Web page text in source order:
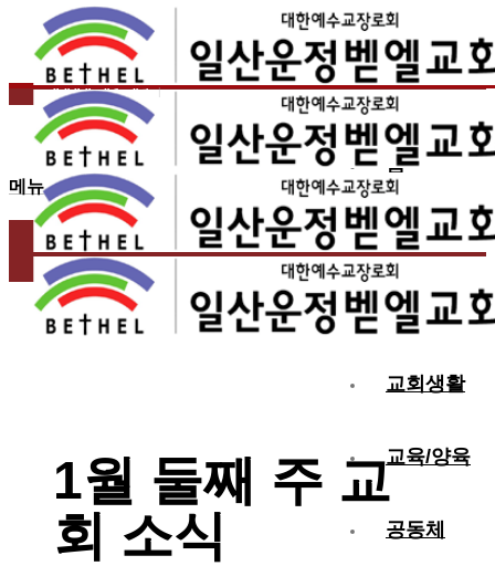
홈
교회소개
예배
교회생활
교육/양육
공동체
메뉴
2023.01.07
1월 둘째 주 교회 소식
1월 둘째 주 교
회 소식